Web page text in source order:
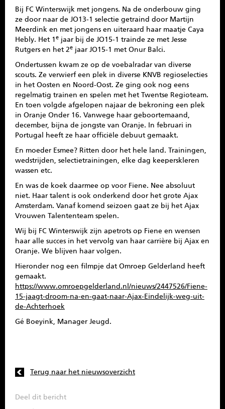
Bij FC Winterswijk met jongens. Na de onderbouw ging
ze door naar de JO13-1 selectie getraind door Martijn
Meerdink en met jongens en uiteraard haar maatje Caya
Hebly. Het 1 e jaar bij de JO15-1 trainde ze met Jesse
Rutgers en het 2e jaar JO15-1 met Onur Balci.
Ondertussen kwam ze op de voebalradar van diverse
scouts. Ze verwierf een plek in diverse KNVB regioselecties
in het Oosten en Noord-Oost. Ze ging ook nog eens
regelmatig trainen en spelen met het Twentse Regioteam.
En toen volgde afgelopen najaar de bekroning een plek
in Oranje Onder 16. Vanwege haar geboortemaand,
december, bijna de jongste van Oranje. In februari in
Portugal heeft ze haar officiële debuut gemaakt.
En moeder Esmee? Ritten door het hele land. Trainingen,
wedstrijden, selectietrainingen, elke dag keeperskleren
wassen etc.
En was de koek daarmee op voor Fiene. Nee absoluut
niet. Haar talent is ook onderkend door het grote Ajax
Amsterdam. Vanaf komend seizoen gaat ze bij het Ajax
Vrouwen Talententeam spelen.
Wij bij FC Winterswijk zijn apetrots op Fiene en wensen
haar alle succes in het vervolg van haar carrière bij Ajax en
Oranje. We blijven haar volgen.
Hieronder nog een filmpje dat Omroep Gelderland heeft
gemaakt.
https://www.omroepgelderland.nl/nieuws/2447526/Fiene-
15-jaagt-droom-na-en-gaat-naar-Ajax-Eindelijk-weg-uit-
de-Achterhoek
Gé Boeyink, Manager Jeugd.
Terug naar het nieuwsoverzicht
Deel dit bericht